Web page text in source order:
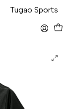
Tugao Sports